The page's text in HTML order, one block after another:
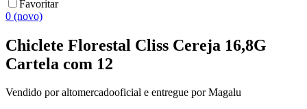
Favoritar
0 (novo)
Chiclete Florestal Cliss Cereja 16,8G
Cartela com 12
Vendido poraltomercadooficial e entregue por Magalu